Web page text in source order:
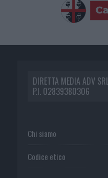
DIRETTA MEDIA ADV SRL
P.I. 02839380306
Chi siamo
Codice etico